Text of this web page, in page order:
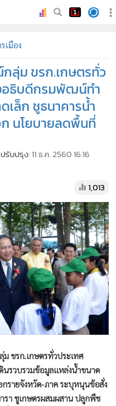
เมือง
กลุ่ม ขรก.เกษตรทั่ว
อธิบดีกรมพัฒน์ทำ
ล็ก ชูธนาคารน้ำ
นโยบายลดพื้นที่
ปรับปรุง: 11 ธ.ค. 2560 16:16
1,013
ขรก.เกษตรทั่วประเทศ
รวบรวมข้อมูลแหล่งน้ำขนาด
รายจังหวัด-ภาค ระบุหนุนข้อสั่ง
รา ชูเกษตรผสมผสาน ปลูกพืช